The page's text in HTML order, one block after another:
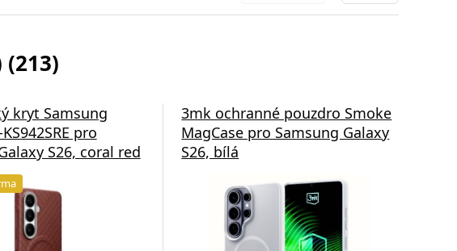
(213)
kryt Samsung
pro
S26, coral red
3mk ochranné pouzdro Smoke
MagCase pro Samsung Galaxy
S26, bílá